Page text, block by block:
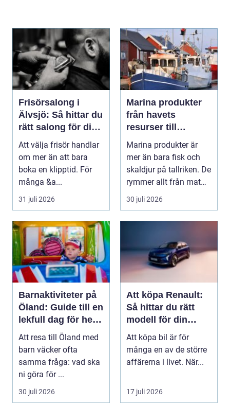
Frisörsalong i
Älvsjö: Så hittar du
rätt salong för din
stil och vardag
Att välja frisör handlar
om mer än att bara
boka en klipptid. För
många &a...
31 juli 2026
Marina produkter
från havets
resurser till
hållbara
upplevelser
Marina produkter är
mer än bara fisk och
skaldjur på tallriken. De
rymmer allt från mat
och hälsa ti...
30 juli 2026
Barnaktiviteter på
Öland: Guide till en
lekfull dag för hela
familjen
Att resa till Öland med
barn väcker ofta
samma fråga: vad ska
ni göra för ...
30 juli 2026
Att köpa Renault:
Så hittar du rätt
modell för din
vardag
Att köpa bil är för
många en av de större
affärerna i livet. När...
17 juli 2026